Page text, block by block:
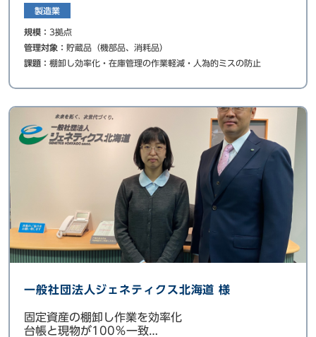
製造業
規模： 3拠点
管理対象： 貯蔵品（機部品、消耗品）
課題： 棚卸し効率化・在庫管理の作業軽減・人為的ミスの防止
一般社団法人ジェネティクス北海道 様
固定資産の棚卸し作業を効率化
台帳と現物が100％一致